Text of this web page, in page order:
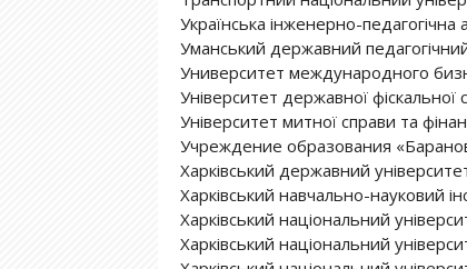
Українська інженерно-педагогічна
Уманський державний
Университет международного
Університет державної фіскальної
Університет митної справи та
Учреждение образования
Харківський державний
Харківський навчально-науковий
Харківський національний
Харківський національний